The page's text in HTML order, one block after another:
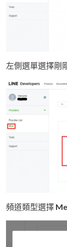
左側選單選擇剛
頻道類型選擇